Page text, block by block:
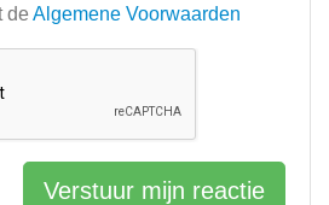
de Algemene Voorwaarden
Verstuur mijn reactie